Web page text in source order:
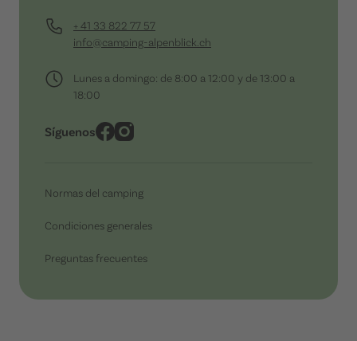
+ 41 33 822 77 57
info@camping-alpenblick.ch
Lunes a domingo: de 8:00 a 12:00 y de 13:00 a
18:00
Síguenos
Normas del camping
Condiciones generales
Preguntas frecuentes